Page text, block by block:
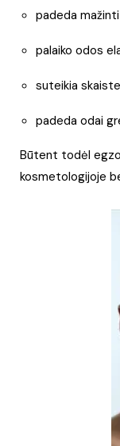
padeda
palaiko odos
suteikia
padeda odai
Būtent todėl
kosmetologijoje